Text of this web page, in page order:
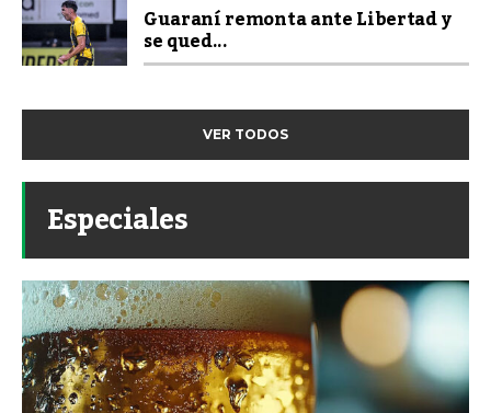
Guaraní remonta ante Libertad y
se qued...
VER TODOS
Especiales